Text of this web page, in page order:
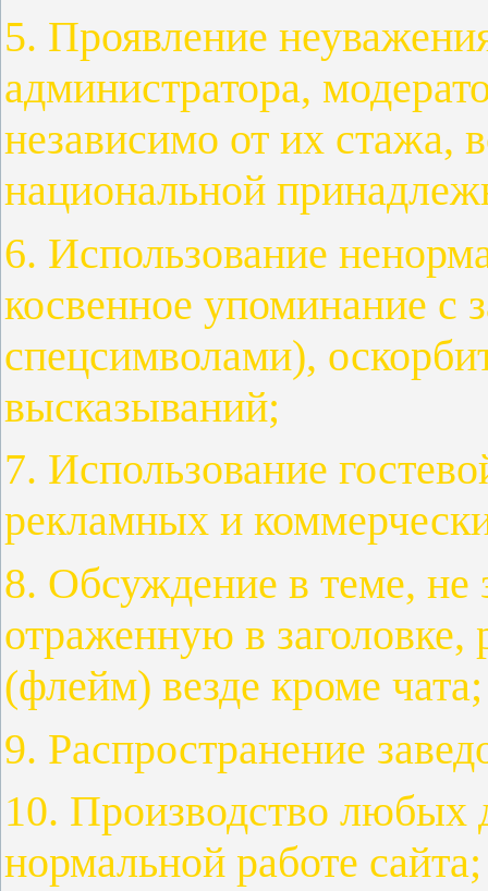
5. Проявление
администратора,
независимо от их стажа,
национальной
6. Использование
косвенное упоминание с
спецсимволами),
высказываний;
7. Использование
рекламных и
8. Обсуждение в теме, не
отраженную в заголовке,
(флейм) везде кроме чата;
9. Распространение
10. Производство любых
нормальной работе сайта;